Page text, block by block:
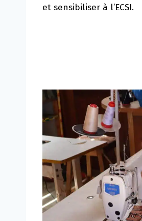
et sensibiliser à l’ECSI.